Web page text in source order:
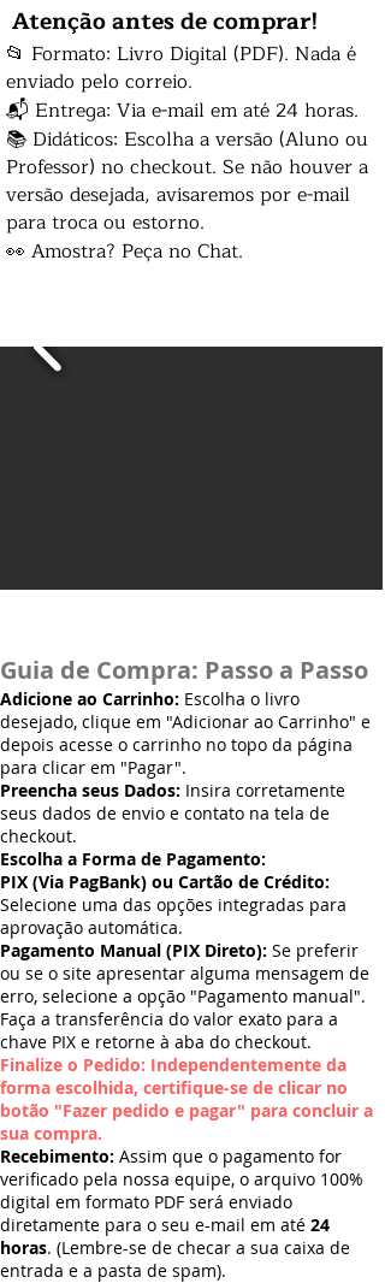
Atenção antes de comprar!
📂 Formato: Livro Digital (PDF). Nada é
enviado pelo correio.
📬 Entrega: Via e-mail em até 24 horas.
📚 Didáticos: Escolha a versão (Aluno ou
Professor) no checkout. Se não houver a
versão desejada, avisaremos por e-mail
para troca ou estorno.
👀 Amostra? Peça no Chat.
Guia de Compra: Passo a Passo
Adicione ao Carrinho: Escolha o livro
desejado, clique em "Adicionar ao Carrinho" e
depois acesse o carrinho no topo da página
para clicar em "Pagar".
Preencha seus Dados: Insira corretamente
seus dados de envio e contato na tela de
checkout.
Escolha a Forma de Pagamento:
PIX (Via PagBank) ou Cartão de Crédito:
Selecione uma das opções integradas para
aprovação automática.
Pagamento Manual (PIX Direto): Se preferir
ou se o site apresentar alguma mensagem de
erro, selecione a opção "Pagamento manual".
Faça a transferência do valor exato para a
chave PIX e retorne à aba do checkout.
Finalize o Pedido: Independentemente da
forma escolhida, certifique-se de clicar no
botão "Fazer pedido e pagar" para concluir a
sua compra.
Recebimento: Assim que o pagamento for
verificado pela nossa equipe, o arquivo 100%
digital em formato PDF será enviado
diretamente para o seu e-mail em até 24
horas. (Lembre-se de checar a sua caixa de
entrada e a pasta de spam).